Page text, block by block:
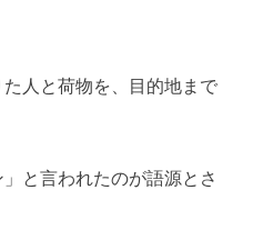
人と荷物を、目的地まで
と言われたのが語源とさ